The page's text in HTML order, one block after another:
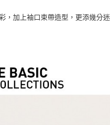
加上袖口束帶造型，更添幾分